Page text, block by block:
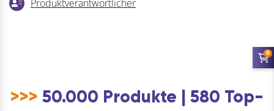
MengeProduktverantwortlicher
>>> 50.000 Produkte | 580 Top-
0